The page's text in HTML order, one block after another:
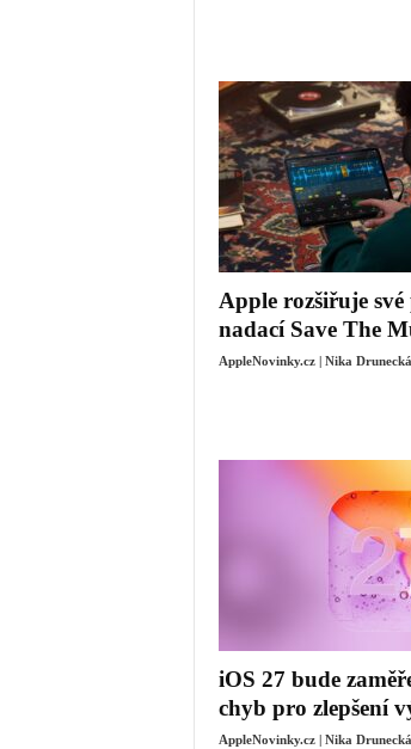
Apple rozšiřuje
nadací Save The
AppleNovinky.cz | Nika Drunecká
iOS 27 bude
chyb pro zlepšení
AppleNovinky.cz | Nika Drunecká